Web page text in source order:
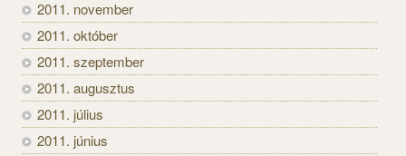
2011. november
2011. október
2011. szeptember
2011. augusztus
2011. július
2011. június